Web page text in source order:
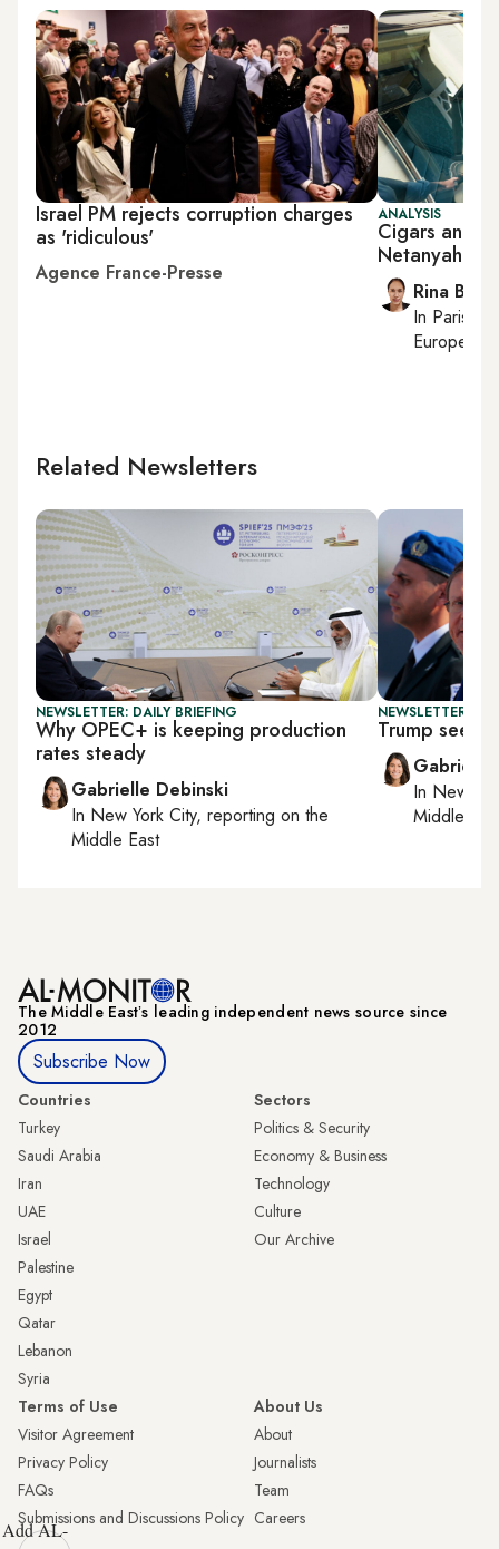
Israel PM rejects corruption charges
as 'ridiculous'
Agence France-Presse
ANALYSIS
Cigars and
Netanyahu's
Rina
In Paris
European
Related Newsletters
NEWSLETTER: DAILY BRIEFING
Why OPEC+ is keeping production
rates steady
Gabrielle Debinski
In New York City, reporting on the
Middle East
NEWSLETTER:
Trump
Gabrielle
In New
Middle
The Middle Eastʼs leading independent news source since
2012
Subscribe Now
Countries
Turkey
Saudi Arabia
Iran
UAE
Israel
Palestine
Egypt
Qatar
Lebanon
Syria
Sectors
Politics & Security
Economy & Business
Technology
Culture
Our Archive
Terms of Use
Visitor Agreement
Privacy Policy
FAQs
Submissions and Discussions Policy
About Us
About
Journalists
Team
Careers
Add AL-